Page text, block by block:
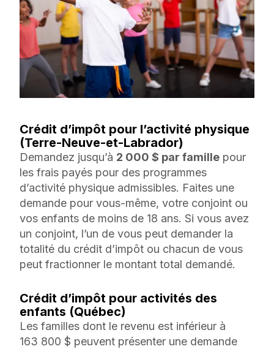
Crédit d’impôt pour l’activité physique
(Terre-Neuve-et-Labrador)
Demandez jusqu’à 2 000 $ par famille pour
les frais payés pour des programmes
d’activité physique admissibles. Faites une
demande pour vous-même, votre conjoint ou
vos enfants de moins de 18 ans. Si vous avez
un conjoint, l’un de vous peut demander la
totalité du crédit d’impôt ou chacun de vous
peut fractionner le montant total demandé.
Crédit d’impôt pour activités des
enfants (Québec)
Les familles dont le revenu est inférieur à
163 800 $ peuvent présenter une demande